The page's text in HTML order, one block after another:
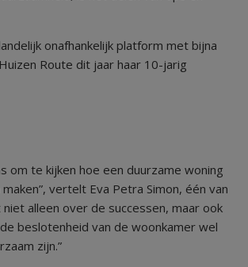
onafhankelijk platform met bijna
Route dit jaar haar 10-jarig
om te kijken hoe een duurzame woning
vertelt Eva Petra Simon, één van
alleen over de successen, maar ook
beslotenheid van de woonkamer wel
zijn.”